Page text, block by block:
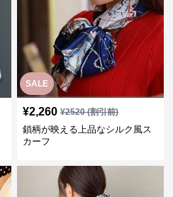
SALE
¥2,260 ¥2520(割引前)
鎖柄が映える上品なシルク風ス
カーフ